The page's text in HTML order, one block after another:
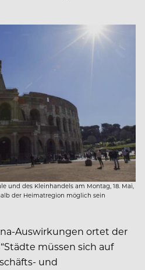
und des Kleinhandels am Montag, 18. Mai,
der Heimatregion möglich sein
Auswirkungen ortet der
müssen sich auf
und